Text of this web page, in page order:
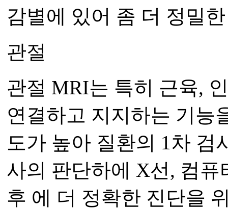
감별에 있어 좀 더 정밀
관절
관절 MRI는 특히 근육,
연결하고 지지하는 기능
도가 높아 질환의 1차 검
사의 판단하에 X선, 컴
후 에 더 정확한 진단을